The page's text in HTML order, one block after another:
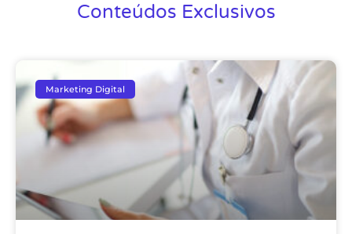
Conteúdos Exclusivos
Marketing Digital